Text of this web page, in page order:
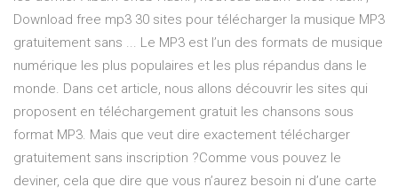
Download free mp3 30 sites pour télécharger la musique MP3
gratuitement sans ... Le MP3 est l’un des formats de musique
numérique les plus populaires et les plus répandus dans le
monde. Dans cet article, nous allons découvrir les sites qui
proposent en téléchargement gratuit les chansons sous
format MP3. Mais que veut dire exactement télécharger
gratuitement sans inscription ?Comme vous pouvez le
deviner, cela que dire que vous n’aurez besoin ni d’une carte